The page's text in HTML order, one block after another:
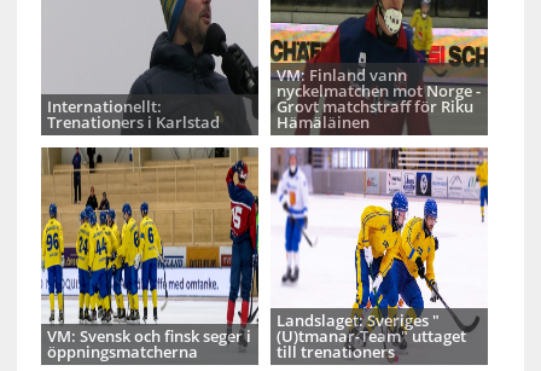
Internationellt:
Trenationers i Karlstad
VM: Finland vann
nyckelmatchen mot Norge -
Grovt matchstraff för Riku
Hämäläinen
VM: Svensk och finsk seger i
öppningsmatcherna
Landslaget: Sveriges "
(U)tmanar-Team" uttaget
till trenationers